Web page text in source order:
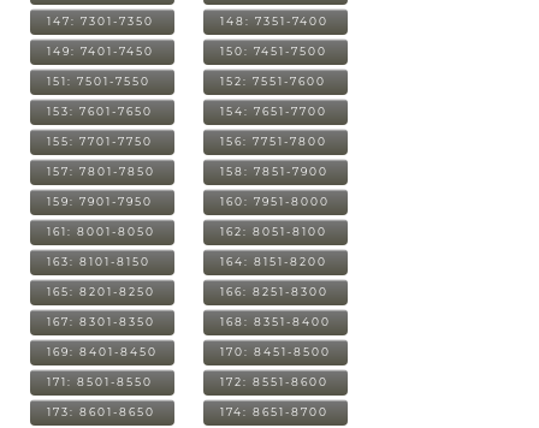
147: 7301-7350 148: 7351-7400
149: 7401-7450 150: 7451-7500
151: 7501-7550 152: 7551-7600
153: 7601-7650 154: 7651-7700
155: 7701-7750 156: 7751-7800
157: 7801-7850 158: 7851-7900
159: 7901-7950 160: 7951-8000
161: 8001-8050 162: 8051-8100
163: 8101-8150 164: 8151-8200
165: 8201-8250 166: 8251-8300
167: 8301-8350 168: 8351-8400
169: 8401-8450 170: 8451-8500
171: 8501-8550 172: 8551-8600
173: 8601-8650 174: 8651-8700